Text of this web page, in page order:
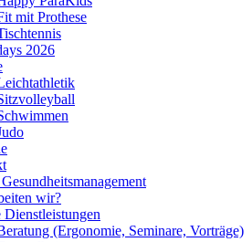
mit Prothese
2026
wir?
Dienstleistungen
(Ergonomie, Seminare, Vorträge)